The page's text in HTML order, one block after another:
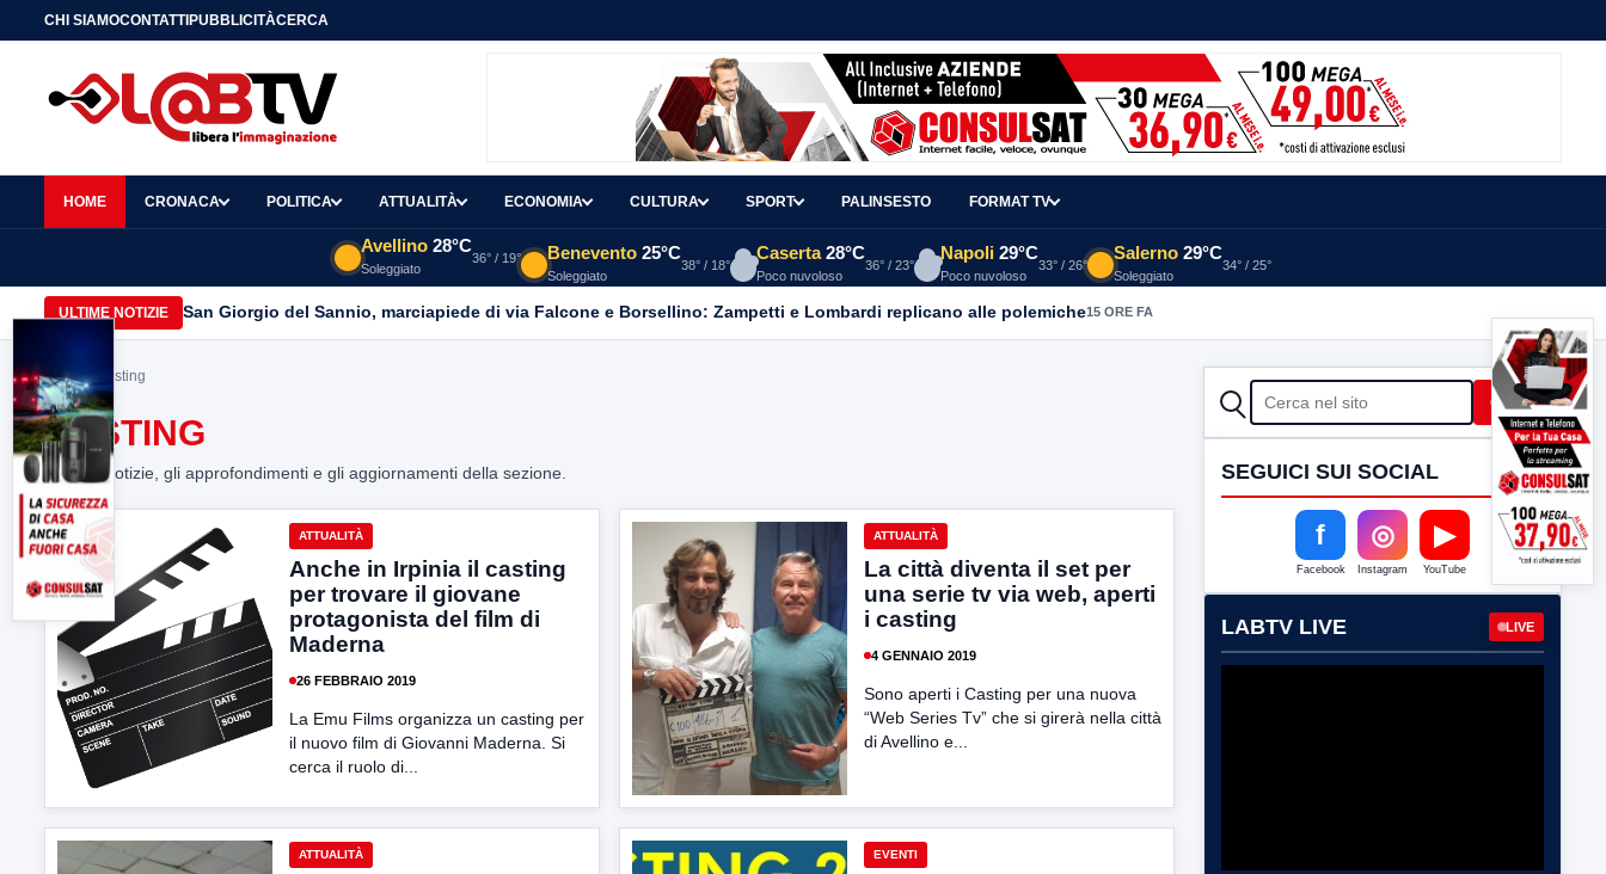
CHI SIAMOCONTATTIPUBBLICITÀCERCA
HOME CRONACA POLITICA ATTUALITÀ ECONOMIA CULTURA SPORT PALINSESTO FORMAT TV
Avellino 28°C
Soleggiato
36° / 19° Benevento 25°C
Soleggiato
38° / 18°
Caserta 28°C
Poco nuvoloso
36° / 23°
Napoli 29°C
Poco nuvoloso
33° / 26°
Salerno 29°C
Soleggiato
34° / 25°
ULTIME NOTIZIE San Giorgio del Sannio, marciapiede di via Falcone e Borsellino: Zampetti e Lombardi replicano alle polemiche15 ORE FA
Home> casting
CASTING
Tutte le notizie, gli approfondimenti e gli aggiornamenti della sezione.
ATTUALITÀ
Anche in Irpinia il casting
per trovare il giovane
protagonista del film di
Maderna
26 FEBBRAIO 2019
La Emu Films organizza un casting per
il nuovo film di Giovanni Maderna. Si
cerca il ruolo di...
ATTUALITÀ
La città diventa il set per
una serie tv via web, aperti
i casting
4 GENNAIO 2019
Sono aperti i Casting per una nuova
“Web Series Tv” che si girerà nella città
di Avellino e...
ATTUALITÀ EVENTI
CERCA Cerca
SEGUICI SUI SOCIAL
f
Facebook
◎
Instagram
▶
YouTube
LABTV LIVE LIVE